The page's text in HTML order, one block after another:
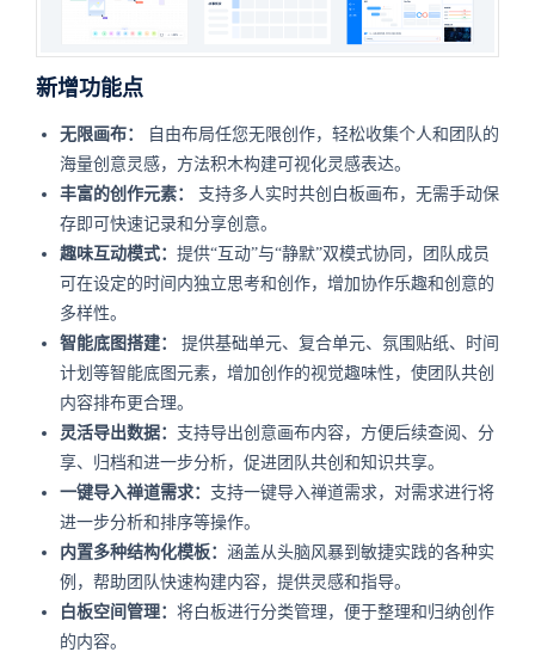
新增功能点
无限画布：
自由布局任您无限创作，轻松收集个人和团队的
海量创意灵感，方法积木构建可视化灵感表达。
丰富的创作元素：
支持多人实时共创白板画布，无需手动保
存即可快速记录和分享创意。
趣味互动模式： 提供“互动”与“静默”双模式协同，团队成员
可在设定的时间内独立思考和创作，增加协作乐趣和创意的
多样性。
智能底图搭建：
提供基础单元、复合单元、氛围贴纸、时间
计划等智能底图元素，增加创作的视觉趣味性，使团队共创
内容排布更合理。
灵活导出数据： 支持导出创意画布内容，方便后续查阅、分
享、归档和进一步分析，促进团队共创和知识共享。
一键导入禅道需求： 支持一键导入禅道需求，对需求进行将
进一步分析和排序等操作。
内置多种结构化模板： 涵盖从头脑风暴到敏捷实践的各种实
例，帮助团队快速构建内容，提供灵感和指导。
白板空间管理： 将白板进行分类管理，便于整理和归纳创作
的内容。